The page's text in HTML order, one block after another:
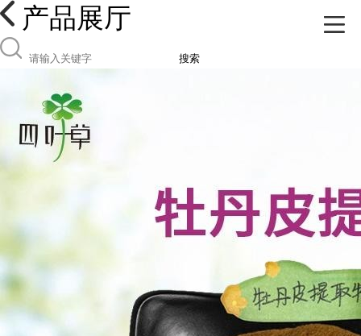
产品展厅
搜索